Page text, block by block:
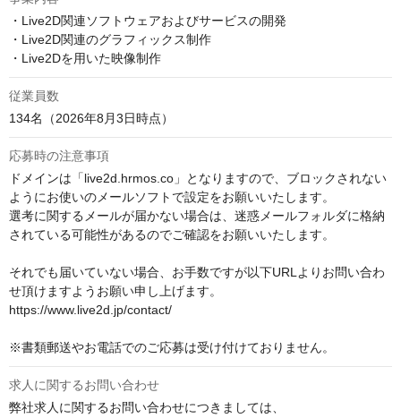
・Live2D関連ソフトウェアおよびサービスの開発
・Live2D関連のグラフィックス制作
従業員数
134名（2026年8月3日時点）
応募時の注意事項
ドメインは「live2d.hrmos.co」となりますので、ブロックされない
ようにお使いのメールソフトで設定をお願いいたします。
選考に関するメールが届かない場合は、迷惑メールフォルダに格納
されている可能性があるのでご確認をお願いいたします。
それでも届いていない場合、お手数ですが以下URLよりお問い合わ
せ頂けますようお願い申し上げます。
https://www.live2d.jp/contact/
※書類郵送やお電話でのご応募は受け付けておりません。
求人に関するお問い合わせ
弊社求人に関するお問い合わせにつきましては、